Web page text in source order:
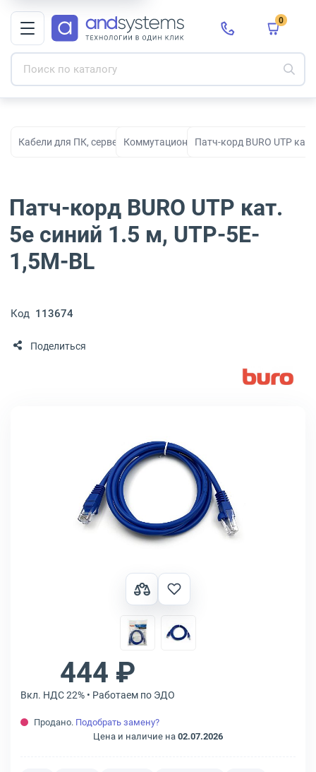
0
Кабели для ПК, серверов, сети, СКС и электропитания
Коммутационные кабелиПатч-корд BURO UTP
Патч-корд BURO UTP кат.
5e синий 1.5 м, UTP-5E-
1,5M-BL
Код 113674
Поделиться
444 ₽
Вкл. НДС 22% • Работаем по ЭДО
Продано. Подобрать замену?
Цена и наличие на 02.07.2026